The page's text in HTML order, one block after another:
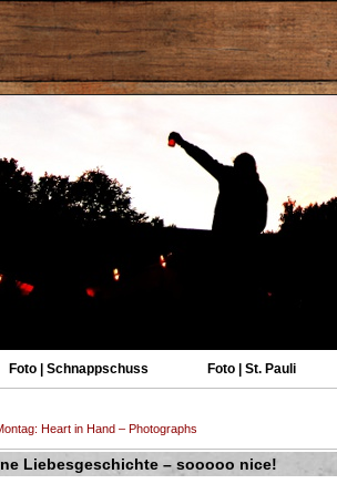
Foto | Schnappschuss Foto | St. Pauli
Heart in Hand – Photographs
Liebesgeschichte – sooooo nice!